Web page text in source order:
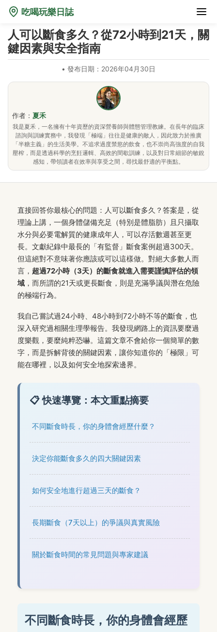
吃喝玩樂日誌
人可以斷食多久？從72小時到21天，關
鍵因素與安全指南
• 發布日期：2026年04月30日
作者： 夏禾
我是夏禾，一名擁有十年資歷的資深營養師與體態管理教練。在長年的臨床
諮詢與訓練實務中，我發現「極端」往往是健康的敵人，因此致力於推廣
「半糖主義」的生活美學。不追求過度禁慾的飲食，也不崇尚高強度的自我
壓榨，而是透過科學的烹飪邏輯、高效的間歇訓練，以及對日常細節的敏銳
感知，帶領讀者在效率與享受之間，尋找最舒適的平衡點。
直接回答你最核心的問題：人可以斷食多久？答案是，從
理論上講，一個身體儲備充足（特別是體脂肪）且只攝取
水分與必要電解質的健康成年人，可以存活數週甚至更
長。文獻紀錄中最長的「有監督」斷食案例超過300天。
但這絕對不意味著你應該或可以這樣做。對絕大多數人而
言， 超過72小時（3天）的斷食就進入需要謹慎評估的領
域 ，而所謂的21天或更長斷食，則是充滿爭議與潛在危險
的極端行為。
我自己嘗試過24小時、48小時到72小時不等的斷食，也
深入研究過相關生理學報告。我發現網路上的資訊要麼過
度樂觀，要麼純粹恐嚇。這篇文章不會給你一個簡單的數
字，而是拆解背後的關鍵因素，讓你知道你的「極限」可
能在哪裡，以及如何安全地探索邊界。
📋 快速導覽：本文重點摘要
不同斷食時長，你的身體會經歷什麼？
決定你能斷食多久的四大關鍵因素
如何安全地進行超過三天的斷食？
長期斷食（7天以上）的爭議與真實風險
關於斷食時間的常見問題與專家建議
不同斷食時長，你的身體會經歷